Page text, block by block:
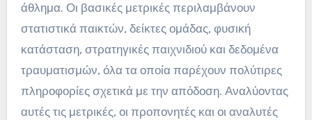
άθλημα. Οι βασικές μετρικές περιλαμβάνουν
στατιστικά παικτών, δείκτες ομάδας, φυσική
κατάσταση, στρατηγικές παιχνιδιού και δεδομένα
τραυματισμών, όλα τα οποία παρέχουν πολύτιρες
πληροφορίες σχετικά με την απόδοση. Αναλύοντας
αυτές τις μετρικές, οι προπονητές και οι αναλυτές